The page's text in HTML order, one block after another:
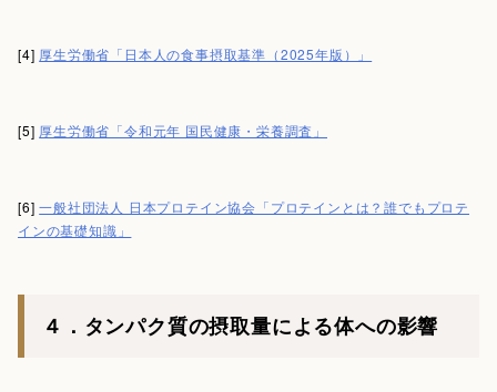
[4] 厚生労働省「日本人の食事摂取基準（2025年版）」
[5] 厚生労働省「令和元年 国民健康・栄養調査」
[6]一般社団法人 日本プロテイン協会「プロテインとは？誰でもプロテ
インの基礎知識」
４．タンパク質の摂取量による体への影響